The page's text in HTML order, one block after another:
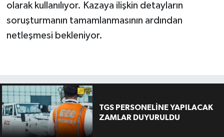
olarak kullanılıyor. Kazaya ilişkin detayların
soruşturmanın tamamlanmasının ardından
netleşmesi bekleniyor.
TGS PERSONELİNE YAPILACAK
ZAMLAR DUYURULDU